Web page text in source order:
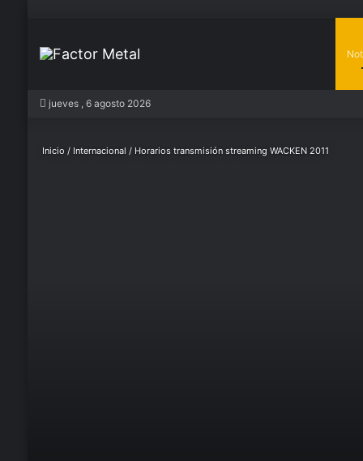
jueves , 6 agosto 2026
Inicio / Internacional / Horarios transmisión streaming WACKEN 2011